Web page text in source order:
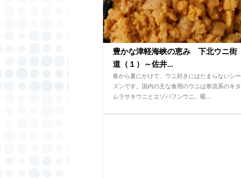
豊かな津軽海峡の恵み 下北ウニ街
道（１）～佐井...
春から夏にかけて、ウニ好きにはたまらないシー
ズンです。国内の主な食用のウニは寒流系のキタ
ムラサキウニとエゾバフンウニ、暖…